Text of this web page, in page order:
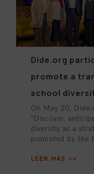
Dide.org
promote a
school
On May 20,
“Discover,
diversity as a
promoted by the
LEER MÁS >>